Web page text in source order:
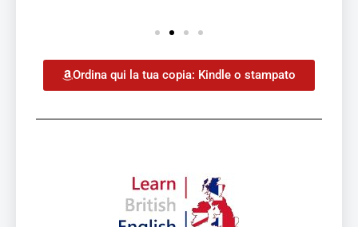
Ordina qui la tua copia: Kindle o stampato